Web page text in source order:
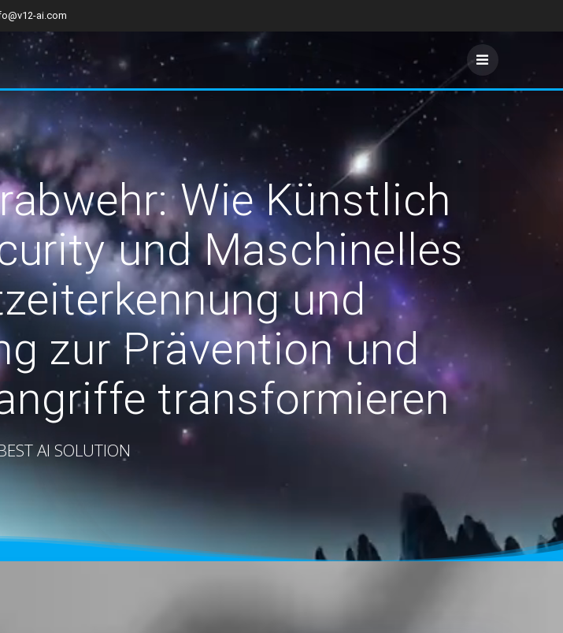
ai.com
Wie Künstlich
und Maschinelles
und
zur Prävention und
transformieren
AI SOLUTION